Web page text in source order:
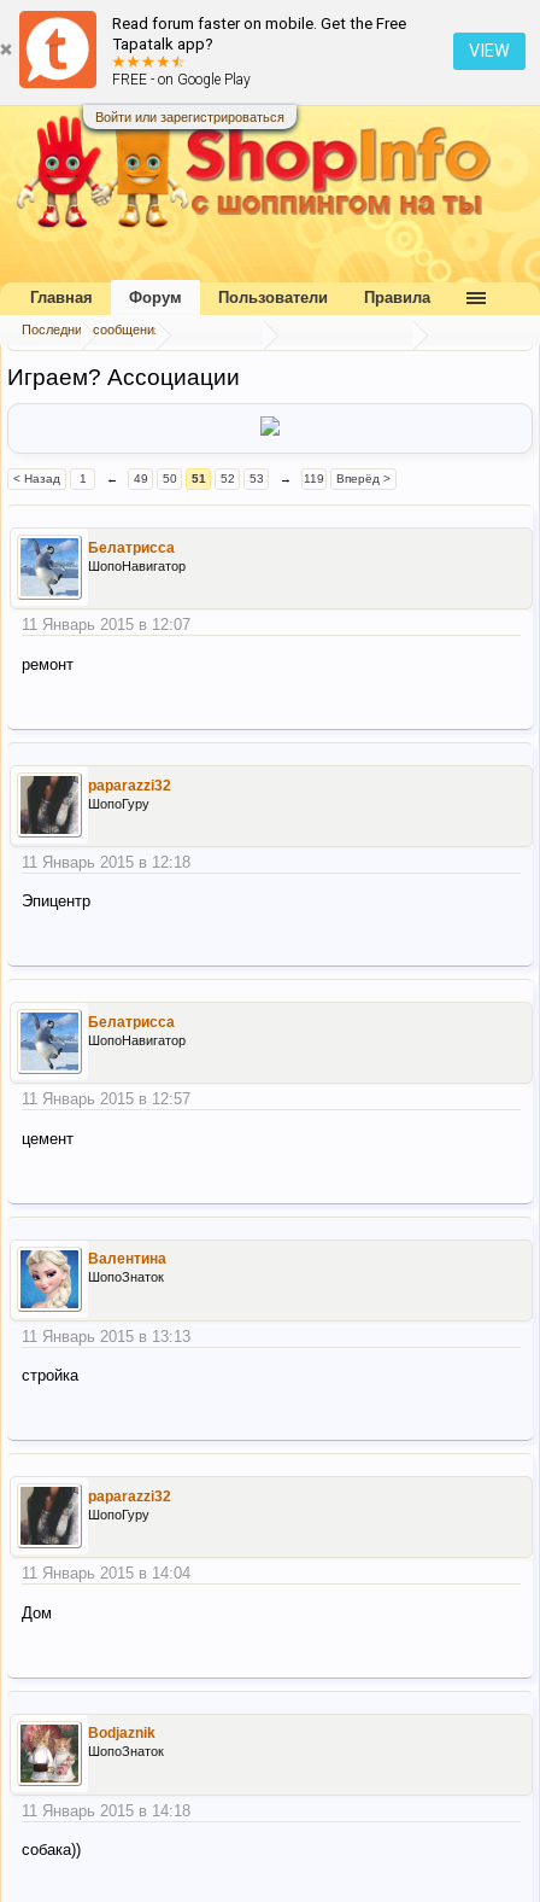
Read forum faster on mobile. Get the Free
Tapatalk app?
FREE - on Google Play
VIEW
Войти или зарегистрироваться
Главная Форум
Играем? Ассоциации
< Назад 1 ← 49 50 51 52 53 → 119 Вперёд >
Белатрисса
ШопоНавигатор
11 Январь 2015 в 12:07
ремонт
paparazzi32
ШопоГуру
11 Январь 2015 в 12:18
Эпицентр
Белатрисса
ШопоНавигатор
11 Январь 2015 в 12:57
цемент
Валентина
ШопоЗнаток
11 Январь 2015 в 13:13
стройка
paparazzi32
ШопоГуру
11 Январь 2015 в 14:04
Дом
Bodjaznik
ШопоЗнаток
11 Январь 2015 в 14:18
собака))
Главная Форум
Последние сообщения
Пользователи Правила